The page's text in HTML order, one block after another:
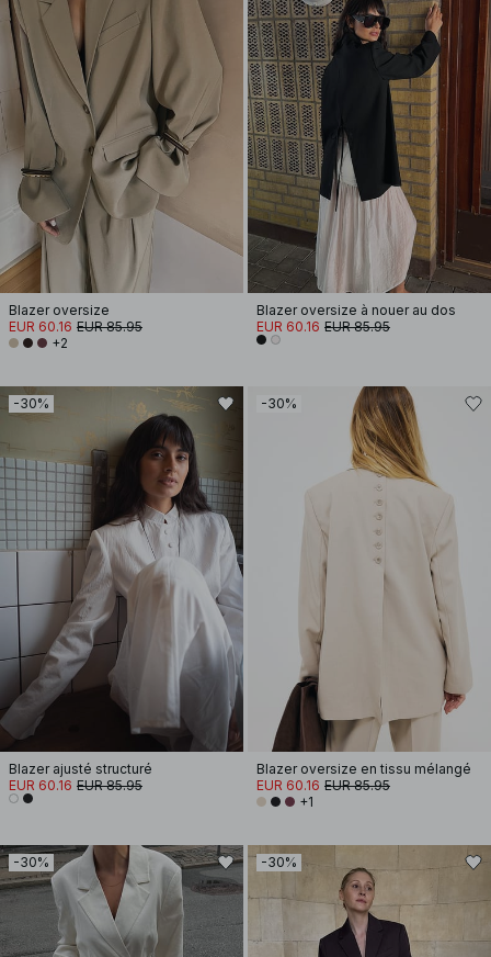
Blazer oversize
EUR 60.16 EUR 85.95
+2
Blazer oversize à nouer au dos
EUR 60.16 EUR 85.95
-30%
Blazer ajusté structuré
EUR 60.16 EUR 85.95
-30%
Blazer oversize en tissu mélangé
EUR 60.16 EUR 85.95
+1
-30% -30%